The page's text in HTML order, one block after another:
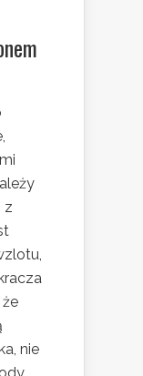
z
nie